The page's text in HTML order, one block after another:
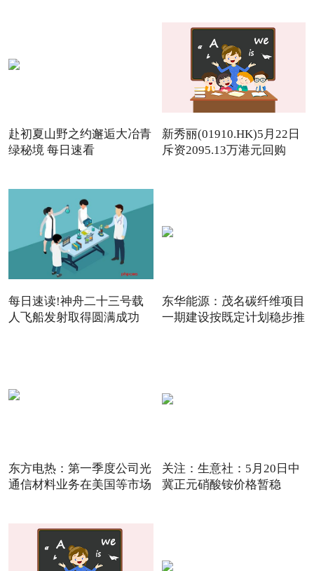
赴初夏山野之约邂逅大冶青
绿秘境 每日速看
新秀丽(01910.HK)5月22日
斥资2095.13万港元回购
每日速读!神舟二十三号载
人飞船发射取得圆满成功
东华能源：茂名碳纤维项目
一期建设按既定计划稳步推
东方电热：第一季度公司光
通信材料业务在美国等市场
关注：生意社：5月20日中
冀正元硝酸铵价格暂稳